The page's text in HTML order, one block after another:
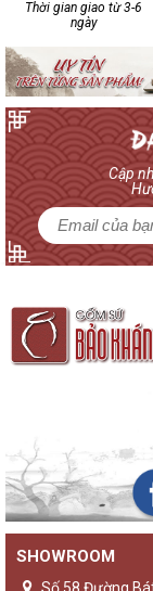
Thời gian giao từ 3-6
ngày
Cập
SHOWROOM